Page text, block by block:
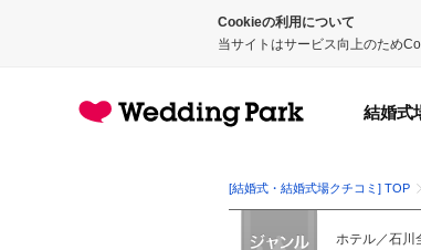
Cookieの利用について
当サイトはサービス向上のため
結婚式
[結婚式・結婚式場クチコミ] TOP
ホテル／石川